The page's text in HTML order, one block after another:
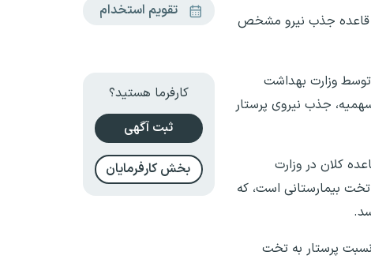
و قاعده جذب نیرو مشخص
وزارت بهداشت
جذب نیروی پرستار
کلان در وزارت
همچنین نسبت استاندارد کشوری ۱.۸ پرستار به ازای هر تخت بیمارستانی است، که
پرستار به تخت
تقویم استخدام
کارفرما هستید؟
ثبت آگهی
بخش کارفرمایان